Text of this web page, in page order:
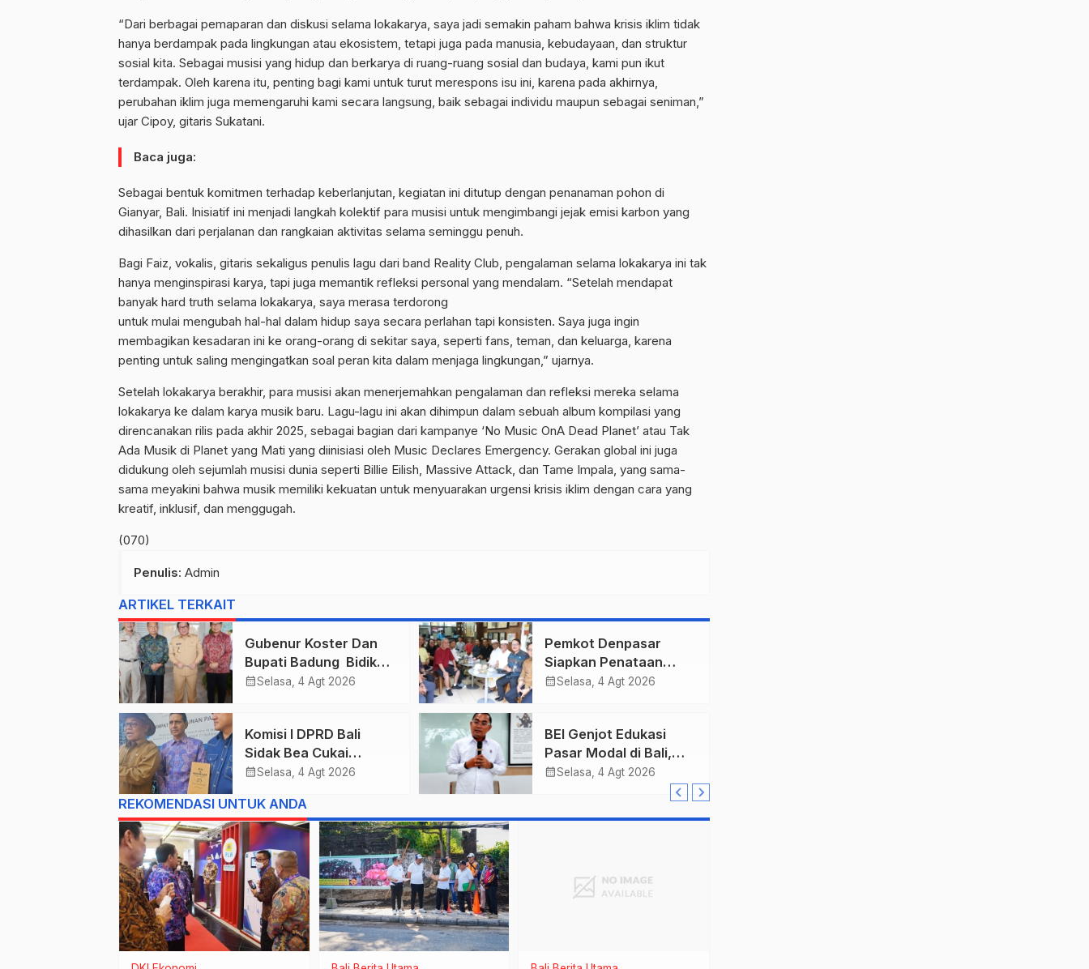
“Dari berbagai pemaparan dan diskusi selama lokakarya, saya jadi semakin paham bahwa krisis iklim tidak
hanya berdampak pada lingkungan atau ekosistem, tetapi juga pada manusia, kebudayaan, dan struktur
sosial kita. Sebagai musisi yang hidup dan berkarya di ruang-ruang sosial dan budaya, kami pun ikut
terdampak. Oleh karena itu, penting bagi kami untuk turut merespons isu ini, karena pada akhirnya,
perubahan iklim juga memengaruhi kami secara langsung, baik sebagai individu maupun sebagai seniman,”
ujar Cipoy, gitaris Sukatani.
Baca juga:
Sebagai bentuk komitmen terhadap keberlanjutan, kegiatan ini ditutup dengan penanaman pohon di
Gianyar, Bali. Inisiatif ini menjadi langkah kolektif para musisi untuk mengimbangi jejak emisi karbon yang
dihasilkan dari perjalanan dan rangkaian aktivitas selama seminggu penuh.
Bagi Faiz, vokalis, gitaris sekaligus penulis lagu dari band Reality Club, pengalaman selama lokakarya ini tak
hanya menginspirasi karya, tapi juga memantik refleksi personal yang mendalam. “Setelah mendapat
banyak hard truth selama lokakarya, saya merasa terdorong
untuk mulai mengubah hal-hal dalam hidup saya secara perlahan tapi konsisten. Saya juga ingin
membagikan kesadaran ini ke orang-orang di sekitar saya, seperti fans, teman, dan keluarga, karena
penting untuk saling mengingatkan soal peran kita dalam menjaga lingkungan,” ujarnya.
Setelah lokakarya berakhir, para musisi akan menerjemahkan pengalaman dan refleksi mereka selama
lokakarya ke dalam karya musik baru. Lagu-lagu ini akan dihimpun dalam sebuah album kompilasi yang
direncanakan rilis pada akhir 2025, sebagai bagian dari kampanye ‘No Music OnA Dead Planet’ atau Tak
Ada Musik di Planet yang Mati yang diinisiasi oleh Music Declares Emergency. Gerakan global ini juga
didukung oleh sejumlah musisi dunia seperti Billie Eilish, Massive Attack, dan Tame Impala, yang sama-
sama meyakini bahwa musik memiliki kekuatan untuk menyuarakan urgensi krisis iklim dengan cara yang
kreatif, inklusif, dan menggugah.
(070)
Penulis: Admin
ARTIKEL TERKAIT
Gubenur Koster Dan
Bupati Badung Bidik
Obligasi Daerah :
calendar_monthSelasa, 4 Agt 2026
Pemkot Denpasar
Siapkan Penataan
Wajah Pusat Kota,
Prioritas
calendar_monthSelasa, 4 Agt 2026
Komisi I DPRD Bali
Sidak Bea Cukai
Ngurah Rai : Aneh Bea
List Data Barang
Sitaan
calendar_monthSelasa, 4 Agt 2026
BEI Genjot Edukasi
Pasar Modal di Bali,
Obligasi Daerah Dinilai
calendar_monthSelasa, 4 Agt 2026
REKOMENDASI UNTUK ANDA